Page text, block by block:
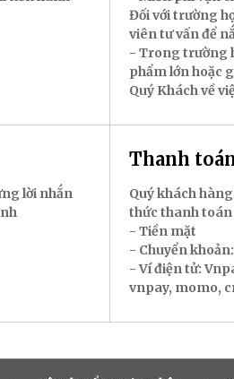
Đối với trường
viên tư vấn để
- Trong trường
phẩm lớn hoặc
Quý Khách về
lời nhắn
Thanh
Quý khách
thức thanh toán
- Tiền mặt
- Chuyển
- Ví điện tử:
vnpay, momo,